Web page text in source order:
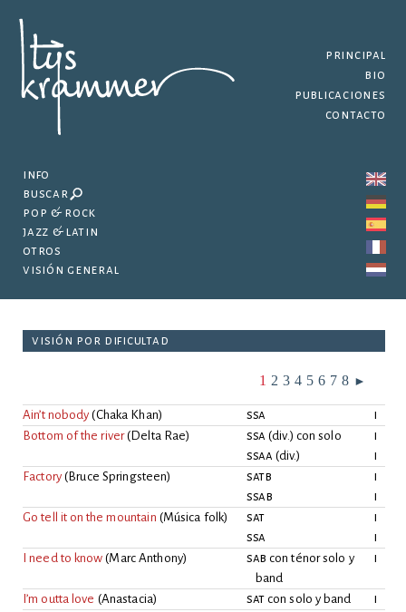
principal
bio
publicaciones
contacto
info
buscar
pop & rock
jazz & latin
otros
visión general
visión por dificultad
1 2 3 4 5 6 7 8 ►
Ain’t nobody (Chaka Khan) ssa
i
Bottom of the river( Delta Rae) ssa (div.) con solo
i
ssaa (div.)
i
Factory ( Bruce Springsteen) satb
i
ssab
i
Go tell it on the mountain (Música folk) sat
i
ssa
i
I need to know (Marc Anthony) sab con ténor solo y
band
i
I’m outta love (Anastacia) sat con solo y band
i